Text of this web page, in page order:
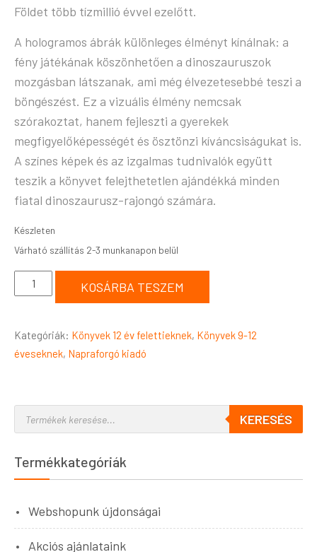
Földet több tízmillió évvel ezelőtt.
A hologramos ábrák különleges élményt kínálnak: a
fény játékának köszönhetően a dinoszauruszok
mozgásban látszanak, ami még élvezetesebbé teszi a
böngészést. Ez a vizuális élmény nemcsak
szórakoztat, hanem fejleszti a gyerekek
megfigyelőképességét és ösztönzi kíváncsiságukat is.
A színes képek és az izgalmas tudnivalók együtt
teszik a könyvet felejthetetlen ajándékká minden
fiatal dinoszaurusz-rajongó számára.
Készleten
KOSÁRBA TESZEM
Kategóriák: Könyvek 12 év felettieknek, Könyvek 9-12
éveseknek, Napraforgó kiadó
KERESÉS
Termékkategóriák
Webshopunk újdonságai
Akciós ajánlataink